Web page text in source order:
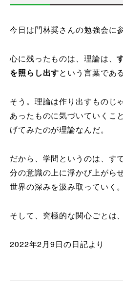
今日は門林奨さんの勉強会に
心に残ったものは、理論は、
を照らし出すという言葉である
そう。理論は作り出すものじ
あったものに気づいていくこ
げてみたのが理論なんだ。
だから、学問というのは、す
分の意識の上に浮かび上がら
世界の深みを汲み取っていく。
そして、究極的な関心ごとは
2022年2月9日の日記より